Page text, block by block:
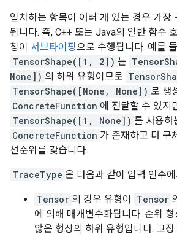
일치하는 항목이 여러 개 있는 경우 가장
됩니다. 즉, C++ 또는 Java의 일반 함수
칭이 서브타이핑으로 수행됩니다. 예를
TensorShape([1, 2]) 는
None]) 의 하위 유형이므로
TensorShape([None, None]) 로 생
ConcreteFunction 에 전달할 수 있지
TensorShape([1, None]) 를 사용하
ConcreteFunction 가 존재하고 더 구
선순위를 갖습니다.
TraceType 은 다음과 같이 입력 인수
Tensor 의 경우 유형이 Tensor
에 의해 매개변수화됩니다. 순위
않은 형상의 하위 유형입니다. 고